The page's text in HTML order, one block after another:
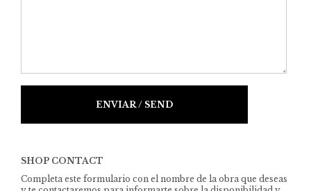
SHOP CONTACT
Completa este formulario con el nombre de la obra que deseas